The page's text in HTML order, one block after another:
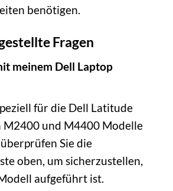
benötigen.
Fragen
meinem Dell Laptop
für die Dell Latitude
M2400 und M4400 Modelle
Sie die
oben, um sicherzustellen,
aufgeführt ist.